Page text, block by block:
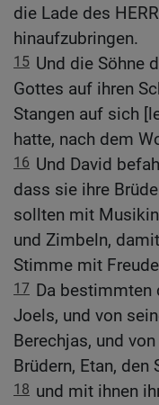
die Lade des
hinaufzubringen.
15 Und die Söhne
Gottes auf ihren
Stangen auf sich
hatte, nach dem
16 Und David
dass sie ihre
sollten mit
und Zimbeln,
Stimme mit
17 Da bestimmten
Joels, und von
Berechjas, und
Brüdern, Etan, den
18 und mit ihnen